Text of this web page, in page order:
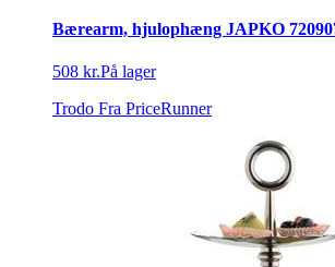
Bærearm, hjulophæng JAPKO
508 kr.På lager
Trodo Fra PriceRunner